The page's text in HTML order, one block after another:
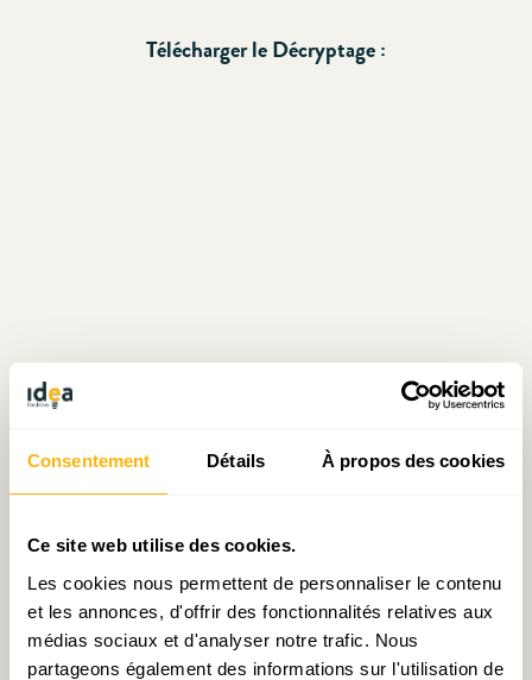
Consentement Détails À propos des cookies
Ce site web utilise des cookies.
Les cookies nous permettent de personnaliser le contenu
et les annonces, d'offrir des fonctionnalités relatives aux
médias sociaux et d'analyser notre trafic. Nous
partageons également des informations sur l'utilisation de
Télécharger le Décryptage :
Objectif 6000
Débat de midi d’IDEA :
Pour en finir avec la crise